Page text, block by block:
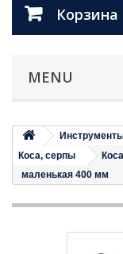
Корзина
MENU
Коса, серпы
маленькая 400 мм